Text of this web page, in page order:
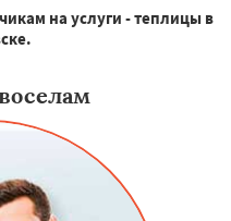
на услуги - теплицы в